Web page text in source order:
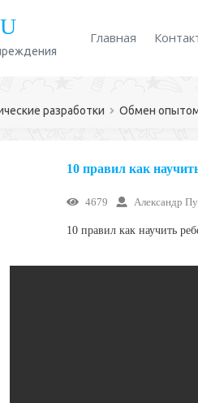
Главная
разработки Обмен
10 правил как
4679 Александр
10 правил как научить